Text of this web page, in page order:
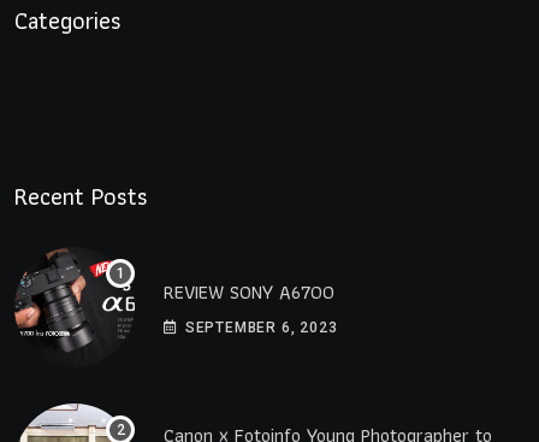
Categories
Recent Posts
REVIEW SONY A6700
SEPTEMBER 6, 2023
Canon x Fotoinfo​ Young​ Photographer to